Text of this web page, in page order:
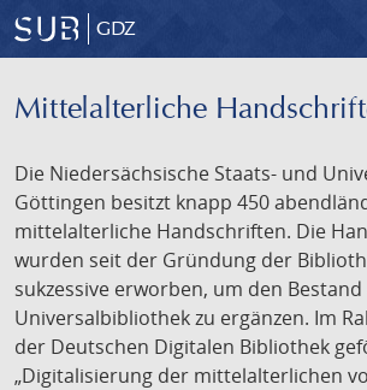
GDZ
Mittelalterliche
Die Niedersächsische Staats- und
Göttingen besitzt knapp 450
mittelalterliche Handschriften. Die
wurden seit der Gründung der
sukzessive erworben, um den
Universalbibliothek zu ergänzen. Im
der Deutschen Digitalen Bibliothek
„Digitalisierung der mittelalterlichen